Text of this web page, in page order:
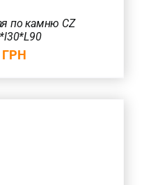
по камню CZ
ГРН